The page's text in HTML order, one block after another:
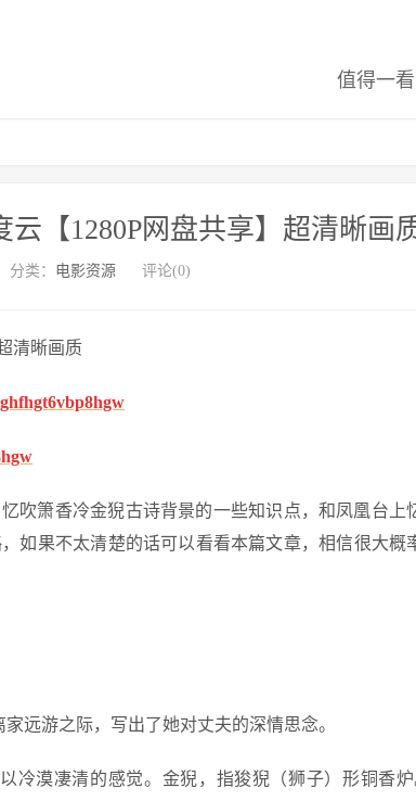
值得一看
云【1280P网盘共享】超清晰画
分类： 电影资源 评论(0)
清晰画质
吹箫香冷金猊古诗背景的一些知识点，和凤凰台上
如果不太清楚的话可以看看本篇文章，相信很大概
远游之际，写出了她对丈夫的深情思念。
冷漠凄清的感觉。金猊，指狻猊（狮子）形铜香